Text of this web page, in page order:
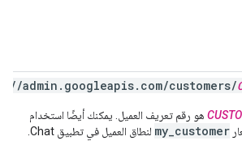
//admin.googleapis.com/customers/
هو رقم تعريف العميل. يمكنك أيضًا استخدام
my_customer لنطاق العميل في تطبيق Chat.